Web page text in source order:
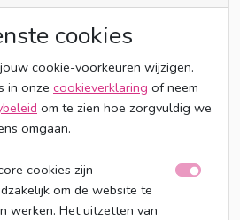
cookies
cookie-voorkeuren wijzigen.
in onze cookieverklaring of neem
om te zien hoe zorgvuldig we
omgaan.
cookies zijn
om de website te
werken. Het uitzetten van